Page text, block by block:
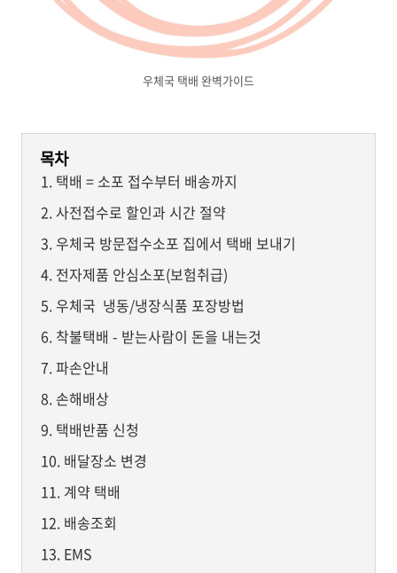
우체국 택배 완벽가이드
목차
택배 = 소포 접수부터 배송까지
사전접수로 할인과 시간 절약
우체국 방문접수소포 집에서 택배 보내기
전자제품 안심소포(보험취급)
우체국 냉동/냉장식품 포장방법
착불택배 - 받는사람이 돈을 내는것
파손안내
손해배상
택배반품 신청
배달장소 변경
계약 택배
배송조회
EMS